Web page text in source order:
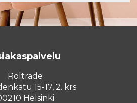
Roltrade
15-17, 2. krs
Helsinki